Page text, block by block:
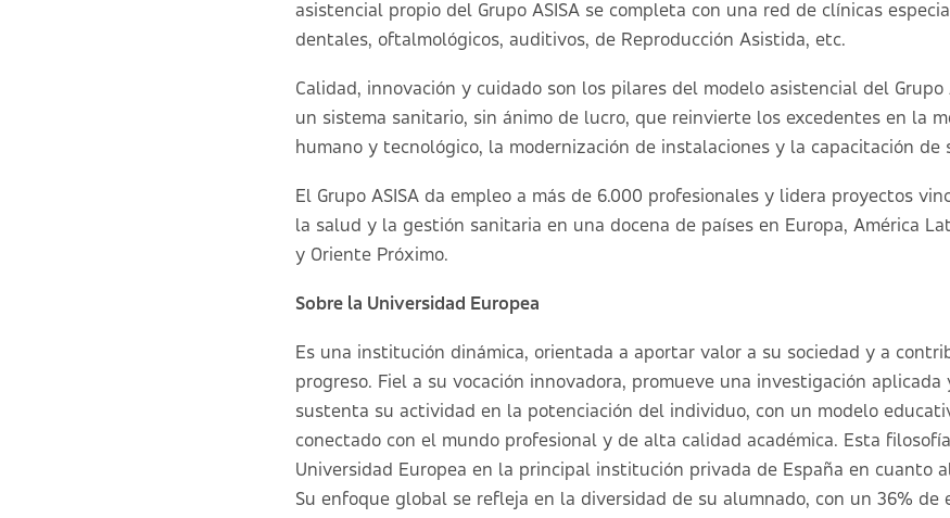
asistencial propio del Grupo ASISA se completa con una red de clínicas
dentales, oftalmológicos, auditivos, de Reproducción Asistida, etc.
Calidad, innovación y cuidado son los pilares del modelo asistencial del Grupo
un sistema sanitario, sin ánimo de lucro, que reinvierte los excedentes en la
humano y tecnológico, la modernización de instalaciones y la capacitación de
El Grupo ASISA da empleo a más de 6.000 profesionales y lidera proyectos
la salud y la gestión sanitaria en una docena de países en Europa, América
y Oriente Próximo.
Sobre la Universidad Europea
Es una institución dinámica, orientada a aportar valor a su sociedad y a
progreso. Fiel a su vocación innovadora, promueve una investigación
sustenta su actividad en la potenciación del individuo, con un modelo
conectado con el mundo profesional y de alta calidad académica. Esta
Universidad Europea en la principal institución privada de España en cuanto
Su enfoque global se refleja en la diversidad de su alumnado, con un 36% de